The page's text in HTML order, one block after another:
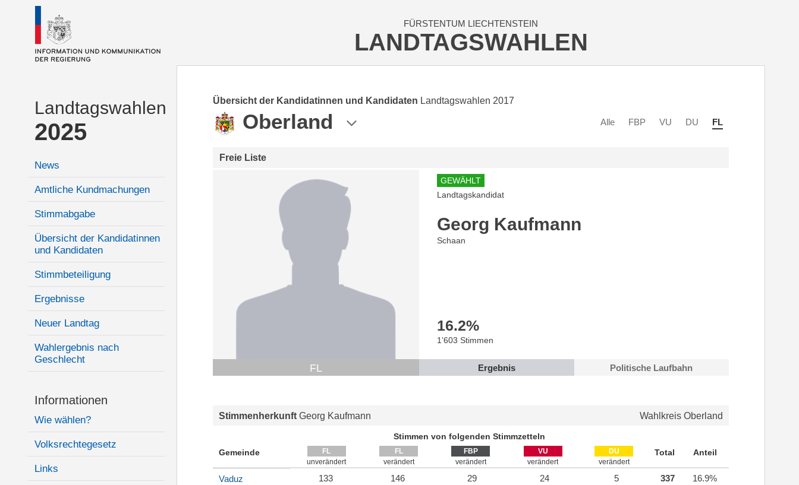
Landtagswahlen
2025
News
Amtliche Kundmachungen
Stimmabgabe
Übersicht der Kandidatinnen
und Kandidaten
Stimmbeteiligung
Ergebnisse
Neuer Landtag
Wahlergebnis nach
Geschlecht
Informationen
Wie wählen?
Volksrechtegesetz
Links
FÜRSTENTUM LIECHTENSTEIN
LANDTAGSWAHLEN
Übersicht der Kandidatinnen und Kandidaten Landtagswahlen 2017
Oberland Alle FBP VU DU FL
Freie Liste
FL
GEWÄHLT
Landtagskandidat
Georg Kaufmann
Schaan
16.2%
1’603 Stimmen
Ergebnis Politische Laufbahn
Stimmenherkunft Georg Kaufmann Wahlkreis Oberland
Stimmen von folgenden Stimmzetteln
Gemeinde
FL
unverändert
FL
verändert
FBP
verändert
VU
verändert
DU
verändert
Total Anteil
Vaduz 133 146 29 24 5 337 16.9%